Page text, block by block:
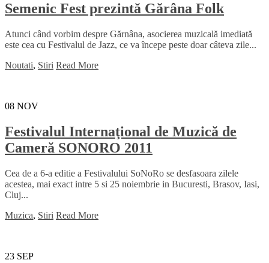
Semenic Fest prezintă Gărâna Folk
Atunci când vorbim despre Gărnâna, asocierea muzicală imediată
este cea cu Festivalul de Jazz, ce va începe peste doar câteva zile...
Noutati, Stiri Read More
08 NOV
Festivalul Internaţional de Muzică de
Cameră SONORO 2011
Cea de a 6-a editie a Festivalului SoNoRo se desfasoara zilele
acestea, mai exact intre 5 si 25 noiembrie in Bucuresti, Brasov, Iasi,
Cluj...
Muzica, Stiri Read More
23 SEP